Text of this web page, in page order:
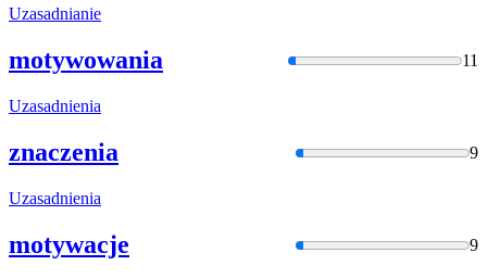
Uzasadnianie
motywowania 11
Uzasadnienia
znaczenia 9
Uzasadnienia
motywacje 9